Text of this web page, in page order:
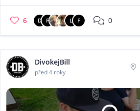
6 D F L F 0
DivokejBill
před 4 roky